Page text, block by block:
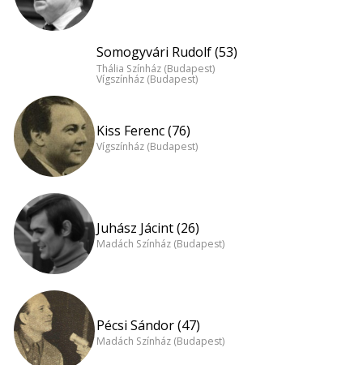
Somogyvári Rudolf (53)
Thália Színház (Budapest)
Vígszínház (Budapest)
Kiss Ferenc (76)
Vígszínház (Budapest)
Juhász Jácint (26)
Madách Színház (Budapest)
Pécsi Sándor (47)
Madách Színház (Budapest)